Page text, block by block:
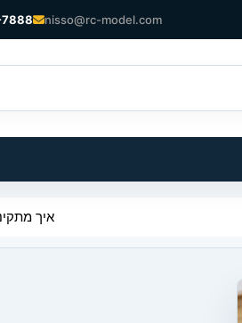
nisso@rc-model.com
איך